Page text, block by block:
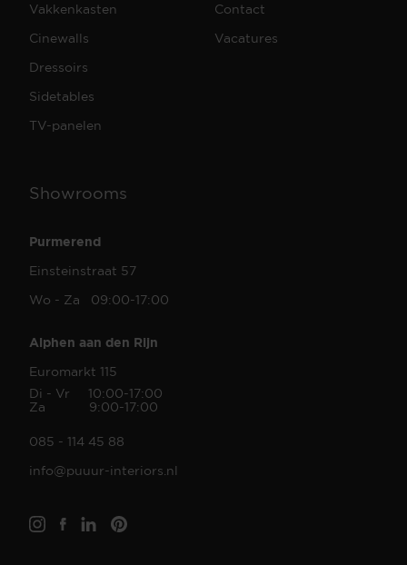
Vakkenkasten
Cinewalls
Dressoirs
Sidetables
TV-panelen
Contact
Vacatures
Showrooms
Purmerend
Einsteinstraat 57
Wo - Za 09:00-17:00
Alphen aan den Rijn
Euromarkt 115
Di - Vr 10:00-17:00
Za 9:00-17:00
085 - 114 45 88
info@puuur-interiors.nl